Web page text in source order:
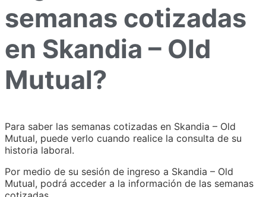
semanas cotizadas
en Skandia – Old
Mutual?
Para saber las semanas cotizadas en Skandia – Old
Mutual, puede verlo cuando realice la consulta de su
historia laboral.
Por medio de su sesión de ingreso a Skandia – Old
Mutual, podrá acceder a la información de las semanas